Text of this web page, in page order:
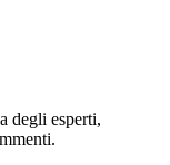
degli esperti,